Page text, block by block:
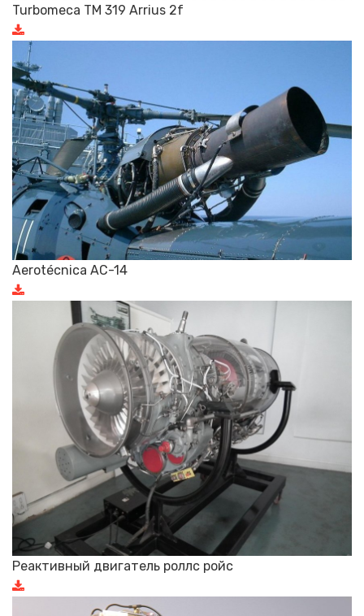
Turbomeca TM 319 Arrius 2f
Aerotécnica AC-14
Реактивный двигатель роллс ройс